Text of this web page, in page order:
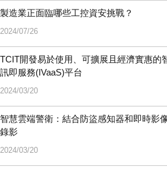
製造業正面臨哪些工控資安挑戰？
2024/07/26
TCIT開發易於使用、可擴展且經濟實惠的
訊即服務(IVaaS)平台
2024/03/20
智慧雲端警衛：結合防盜感知器和即時影
錄影
2024/03/20